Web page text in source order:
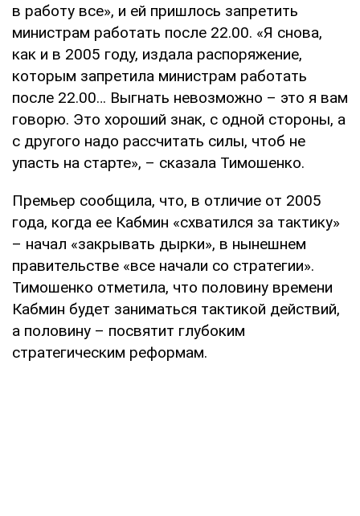
в работу все», и ей пришлось запретить
министрам работать после 22.00. «Я снова,
как и в 2005 году, издала распоряжение,
которым запретила министрам работать
после 22.00… Выгнать невозможно – это я вам
говорю. Это хороший знак, с одной стороны, а
с другого надо рассчитать силы, чтоб не
упасть на старте», – сказала Тимошенко.
Премьер сообщила, что, в отличие от 2005
года, когда ее Кабмин «схватился за тактику»
– начал «закрывать дырки», в нынешнем
правительстве «все начали со стратегии».
Тимошенко отметила, что половину времени
Кабмин будет заниматься тактикой действий,
а половину – посвятит глубоким
стратегическим реформам.